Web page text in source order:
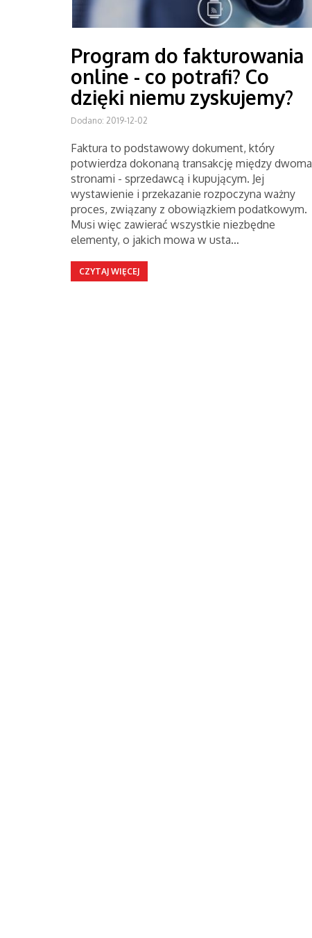
Program do fakturowania
online - co potrafi? Co
dzięki niemu zyskujemy?
Dodano: 2019-12-02
Faktura to podstawowy dokument, który
potwierdza dokonaną transakcję między dwoma
stronami - sprzedawcą i kupującym. Jej
wystawienie i przekazanie rozpoczyna ważny
proces, związany z obowiązkiem podatkowym.
Musi więc zawierać wszystkie niezbędne
elementy, o jakich mowa w usta…
CZYTAJ WIĘCEJ